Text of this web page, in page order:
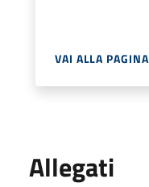
VAI ALLA PAGINA
Allegati